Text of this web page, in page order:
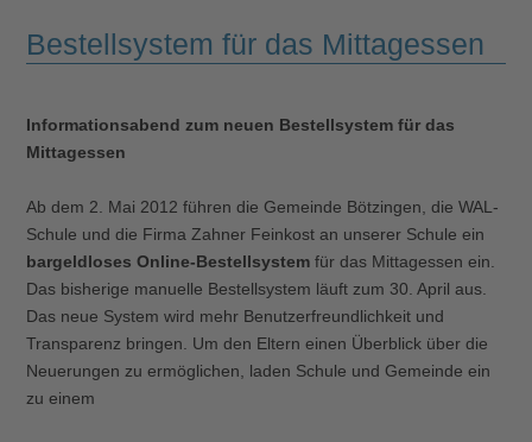
Bestellsystem für das Mittagessen
Informationsabend zum neuen Bestellsystem für das
Mittagessen
Ab dem 2. Mai 2012 führen die Gemeinde Bötzingen, die WAL-
Schule und die Firma Zahner Feinkost an unserer Schule ein
bargeldloses Online-Bestellsystem für das Mittagessen ein.
Das bisherige manuelle Bestellsystem läuft zum 30. April aus.
Das neue System wird mehr Benutzerfreundlichkeit und
Transparenz bringen. Um den Eltern einen Überblick über die
Neuerungen zu ermöglichen, laden Schule und Gemeinde ein
zu einem